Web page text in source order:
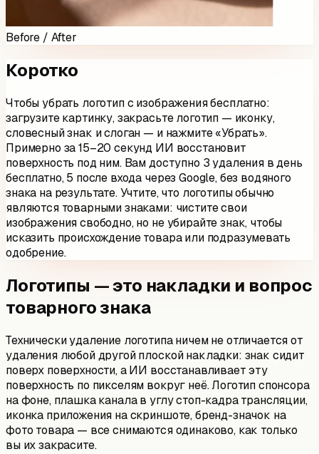
Before / After
Коротко
Чтобы убрать логотип с изображения бесплатно:
загрузите картинку, закрасьте логотип — иконку,
словесный знак и слоган — и нажмите «Убрать».
Примерно за 15–20 секунд ИИ восстановит
поверхность под ним. Вам доступно 3 удаления в день
бесплатно, 5 после входа через Google, без водяного
знака на результате. Учтите, что логотипы обычно
являются товарными знаками: чистите свои
изображения свободно, но не убирайте знак, чтобы
исказить происхождение товара или подразумевать
одобрение.
Логотипы — это накладки и вопрос
товарного знака
Технически удаление логотипа ничем не отличается от
удаления любой другой плоской накладки: знак сидит
поверх поверхности, а ИИ восстанавливает эту
поверхность по пикселям вокруг неё. Логотип спонсора
на фоне, плашка канала в углу стоп-кадра трансляции,
иконка приложения на скриншоте, бренд-значок на
фото товара — все снимаются одинаково, как только
вы их закрасите.